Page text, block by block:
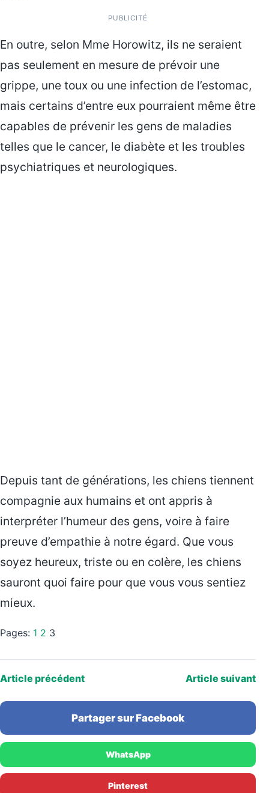
PUBLICITÉ
En outre, selon Mme Horowitz, ils ne seraient
pas seulement en mesure de prévoir une
grippe, une toux ou une infection de l’estomac,
mais certains d’entre eux pourraient même être
capables de prévenir les gens de maladies
telles que le cancer, le diabète et les troubles
psychiatriques et neurologiques.
Depuis tant de générations, les chiens tiennent
compagnie aux humains et ont appris à
interpréter l’humeur des gens, voire à faire
preuve d’empathie à notre égard. Que vous
soyez heureux, triste ou en colère, les chiens
sauront quoi faire pour que vous vous sentiez
mieux.
Pages: 1 2 3
Article précédent Article suivant
Partager sur Facebook
WhatsApp
Pinterest